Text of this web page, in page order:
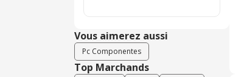
Vous aimerez aussi
Pc Componentes
Top Marchands